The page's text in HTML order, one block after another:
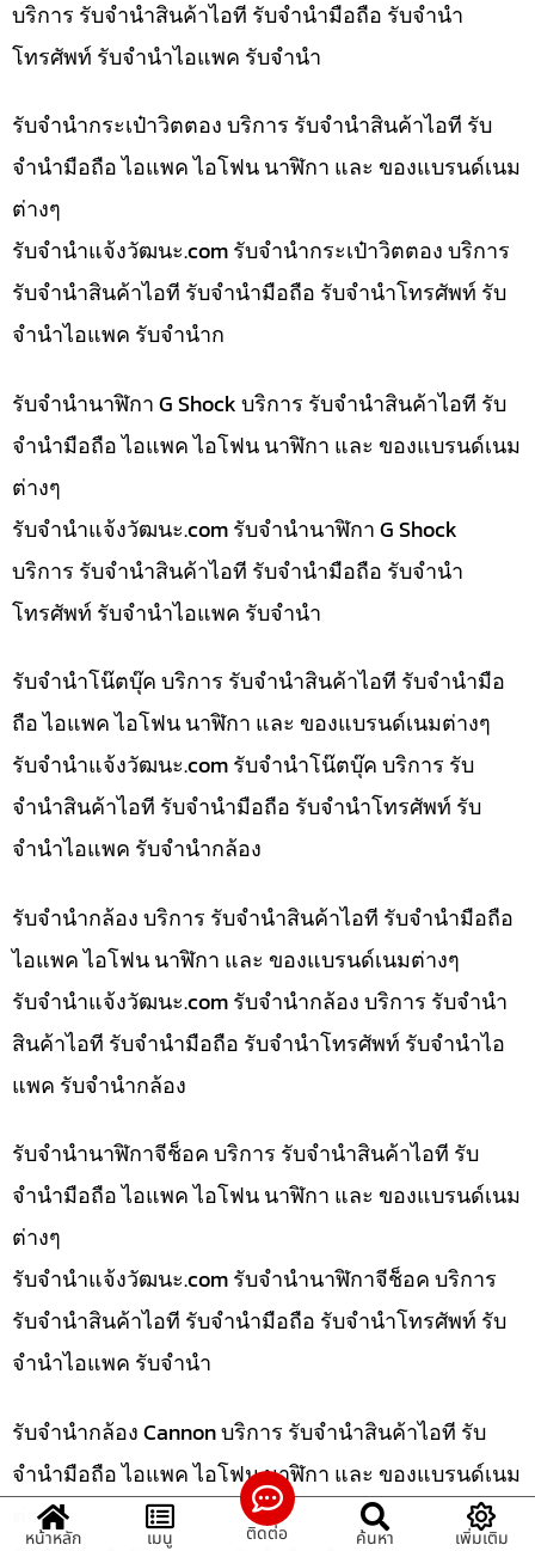
บริการ รับจำนำสินค้าไอที รับจำนำมือถือ รับจำนำ
โทรศัพท์ รับจำนำไอแพค รับจำนำ
รับจำนำกระเป๋าวิตตอง บริการ รับจำนำสินค้าไอที รับ
จำนำมือถือ ไอแพค ไอโฟน นาฬิกา และ ของแบรนด์เนม
ต่างๆ
รับจํานําแจ้งวัฒนะ.com รับจำนำกระเป๋าวิตตอง บริการ
รับจำนำสินค้าไอที รับจำนำมือถือ รับจำนำโทรศัพท์ รับ
จำนำไอแพค รับจำนำก
รับจำนำนาฬิกา G Shock บริการ รับจำนำสินค้าไอที รับ
จำนำมือถือ ไอแพค ไอโฟน นาฬิกา และ ของแบรนด์เนม
ต่างๆ
รับจํานําแจ้งวัฒนะ.com รับจำนำนาฬิกา G Shock
บริการ รับจำนำสินค้าไอที รับจำนำมือถือ รับจำนำ
โทรศัพท์ รับจำนำไอแพค รับจำนำ
รับจำนำโน๊ตบุ๊ค บริการ รับจำนำสินค้าไอที รับจำนำมือ
ถือ ไอแพค ไอโฟน นาฬิกา และ ของแบรนด์เนมต่างๆ
รับจํานําแจ้งวัฒนะ.com รับจำนำโน๊ตบุ๊ค บริการ รับ
จำนำสินค้าไอที รับจำนำมือถือ รับจำนำโทรศัพท์ รับ
จำนำไอแพค รับจำนำกล้อง
รับจำนำกล้อง บริการ รับจำนำสินค้าไอที รับจำนำมือถือ
ไอแพค ไอโฟน นาฬิกา และ ของแบรนด์เนมต่างๆ
รับจํานําแจ้งวัฒนะ.com รับจำนำกล้อง บริการ รับจำนำ
สินค้าไอที รับจำนำมือถือ รับจำนำโทรศัพท์ รับจำนำไอ
แพค รับจำนำกล้อง
รับจำนำนาฬิกาจีช็อค บริการ รับจำนำสินค้าไอที รับ
จำนำมือถือ ไอแพค ไอโฟน นาฬิกา และ ของแบรนด์เนม
ต่างๆ
รับจํานําแจ้งวัฒนะ.com รับจำนำนาฬิกาจีช็อค บริการ
รับจำนำสินค้าไอที รับจำนำมือถือ รับจำนำโทรศัพท์ รับ
จำนำไอแพค รับจำนำ
รับจำนำกล้อง Cannon บริการ รับจำนำสินค้าไอที รับ
จำนำมือถือ ไอแพค ไอโฟน นาฬิกา และ ของแบรนด์เนม
ต่างๆ
หน้าหลัก เมนู ติดต่อ ค้นหา เพิ่มเติม